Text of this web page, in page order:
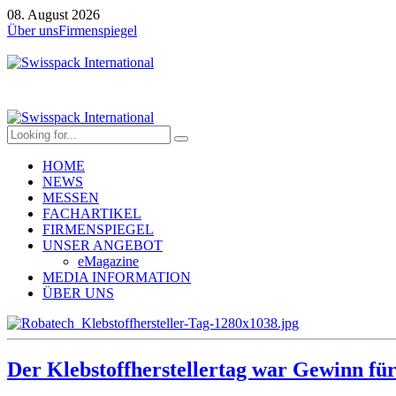
08. August 2026
Über unsFirmenspiegel
HOME
NEWS
MESSEN
FACHARTIKEL
FIRMENSPIEGEL
UNSER ANGEBOT
eMagazine
MEDIA INFORMATION
ÜBER UNS
Der Klebstoffherstellertag war Gewinn